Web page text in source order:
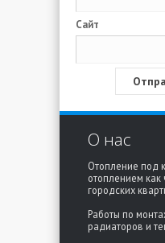
Сайт
О нас
Отопление под
отоплением как
городских
Работы по
радиаторов и